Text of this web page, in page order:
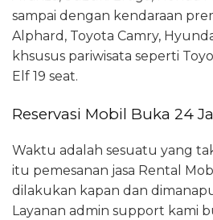
sampai dengan kendaraan
Alphard, Toyota Camry,
khsusus pariwisata seperti
Elf 19 seat.
Reservasi Mobil Buka 24
Waktu adalah sesuatu yang
itu pemesanan jasa Rental
dilakukan kapan dan
Layanan admin support kami